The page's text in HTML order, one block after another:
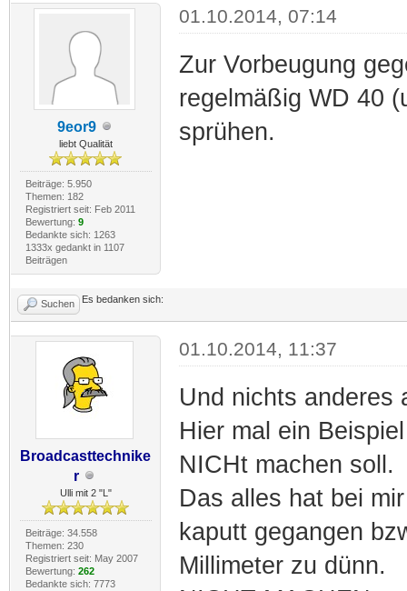
9eor9
liebt Qualität
Beiträge: 5.950
Themen: 182
Registriert seit: Feb 2011
Bewertung: 9
Bedankte sich: 1263
1333x gedankt in 1107
Beiträgen
01.10.2014, 07:14
Zur Vorbeugung
regelmäßig WD 40
sprühen.
Suchen Es bedanken sich:
Broadcasttechnike
r
Ulli mit 2 "L"
Beiträge: 34.558
Themen: 230
Registriert seit: May 2007
Bewertung: 262
Bedankte sich: 7773
01.10.2014, 11:37
Und nichts anderes
Hier mal ein
NICHt machen soll.
Das alles hat bei
kaputt gegangen
Millimeter zu dünn.